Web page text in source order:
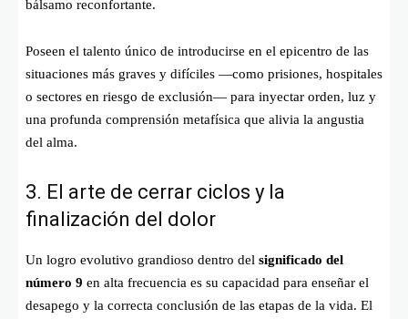
bálsamo reconfortante.
Poseen el talento único de introducirse en el epicentro de las
situaciones más graves y difíciles —como prisiones, hospitales
o sectores en riesgo de exclusión— para inyectar orden, luz y
una profunda comprensión metafísica que alivia la angustia
del alma.
3. El arte de cerrar ciclos y la
finalización del dolor
Un logro evolutivo grandioso dentro del significado del
número 9 en alta frecuencia es su capacidad para enseñar el
desapego y la correcta conclusión de las etapas de la vida. El